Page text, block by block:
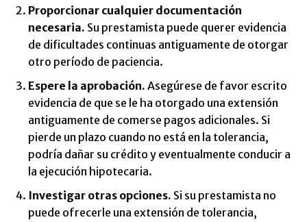
Proporcionar cualquier documentación
necesaria. Su prestamista puede querer evidencia
de dificultades continuas antiguamente de otorgar
otro período de paciencia.
Espere la aprobación. Asegúrese de favor escrito
evidencia de que se le ha otorgado una extensión
antiguamente de comerse pagos adicionales. Si
pierde un plazo cuando no está en la tolerancia,
podría dañar su crédito y eventualmente conducir a
la ejecución hipotecaria.
Investigar otras opciones. Si su prestamista no
puede ofrecerle una extensión de tolerancia,